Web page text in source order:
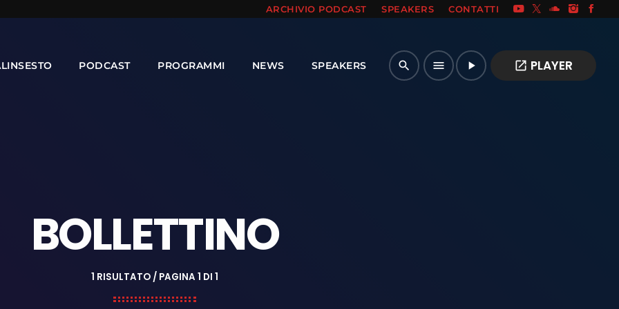
ARCHIVIO PODCAST SPEAKERS CONTATTI
PODCAST PROGRAMMI NEWS SPEAKERS search menu play_arrow open_in_new PLAYER
BOLLETTINO
1 RISULTATO / PAGINA 1 DI 1